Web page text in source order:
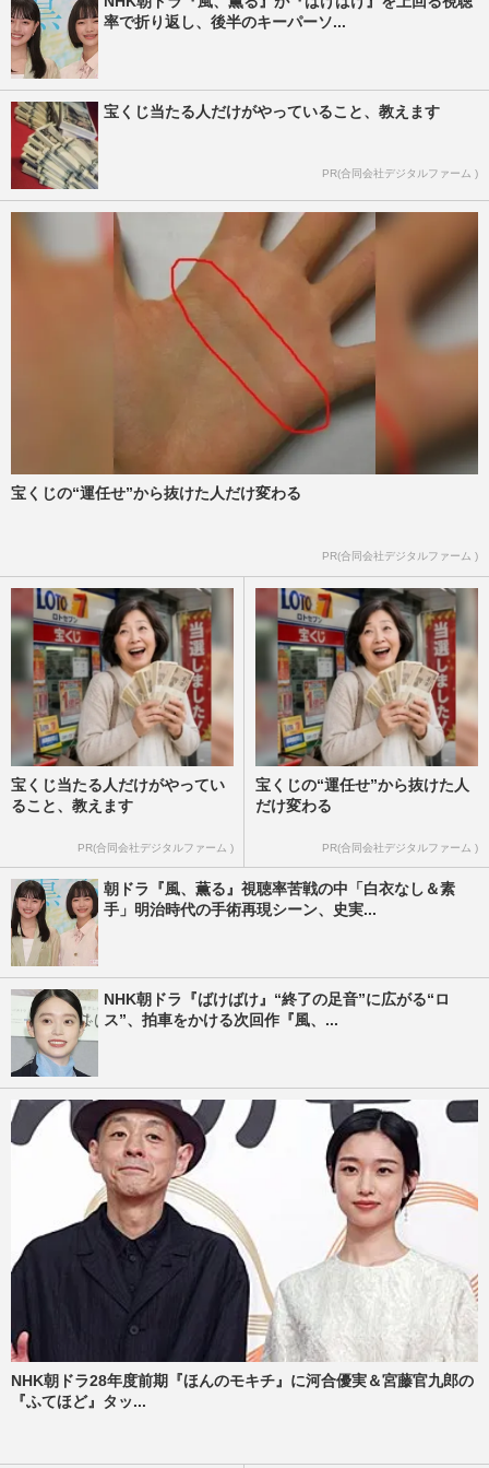
率で折り返し、後半のキーパーソ...
宝くじ当たる人だけがやっていること、教えます
PR(合同会社デジタルファーム )
宝くじの“運任せ”から抜けた人だけ変わる
PR(合同会社デジタルファーム )
宝くじ当たる人だけがやってい
ること、教えます
PR(合同会社デジタルファーム )
宝くじの“運任せ”から抜けた人
だけ変わる
PR(合同会社デジタルファーム )
朝ドラ『風、薫る』視聴率苦戦の中「白衣なし＆素
手」明治時代の手術再現シーン、史実...
NHK朝ドラ『ばけばけ』“終了の足音”に広がる“ロ
ス”、拍車をかける次回作『風、...
NHK朝ドラ28年度前期『ほんのモキチ』に河合優実＆宮藤官九郎の
『ふてほど』タッ...